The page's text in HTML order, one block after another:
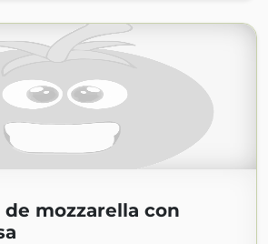
mozzarella con